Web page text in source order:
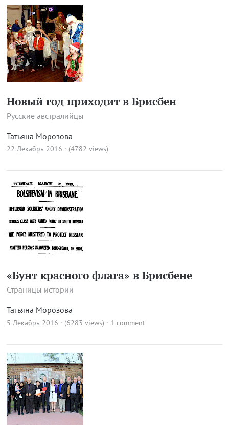
Новый год приходит в Брисбен
Русские австралийцы
Татьяна Морозова
22 Декабрь 2016 · (4782 views)
«Бунт красного флага» в Брисбене
Страницы истории
Татьяна Морозова
5 Декабрь 2016 · (6283 views) · 1 comment